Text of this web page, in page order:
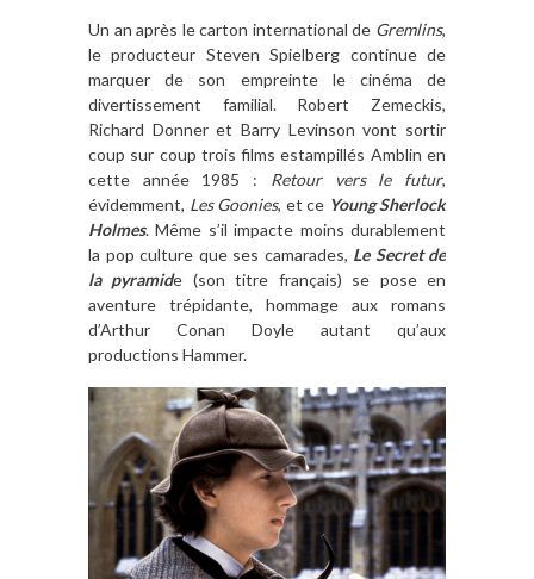
Un an après le carton international de Gremlins,
le producteur Steven Spielberg continue de
marquer de son empreinte le cinéma de
divertissement familial. Robert Zemeckis,
Richard Donner et Barry Levinson vont sortir
coup sur coup trois films estampillés Amblin en
cette année 1985 : Retour vers le futur,
évidemment, Les Goonies, et ce Young Sherlock
Holmes. Même s’il impacte moins durablement
la pop culture que ses camarades, Le Secret de
la pyramide (son titre français) se pose en
aventure trépidante, hommage aux romans
d’Arthur Conan Doyle autant qu’aux
productions Hammer.